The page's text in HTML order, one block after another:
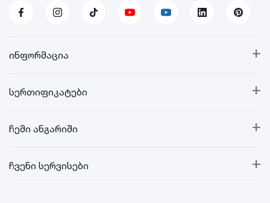
+
ინფორმაცია
+
სერთიფიკატები
+
ჩემი ანგარიში
+
ჩვენი სერვისები